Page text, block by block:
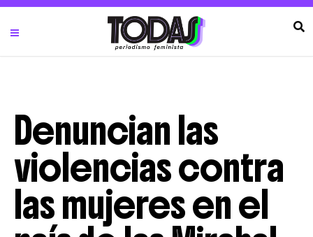
Denuncian las
violencias contra
las mujeres en el